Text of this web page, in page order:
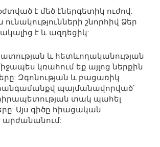
է մեծ էներգետիկ ուժով:
ունակությունների շնորհիվ Ձեր
է և ազդեցիկ:
և հետևողականության
կռահում եք այլոց ներքին
Զգոնության և բացառիկ
հանգամանքվ պայմանավորված՝
տակ պահել
Այս գիծը հիացական